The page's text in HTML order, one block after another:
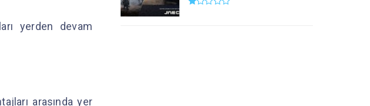
yerden devam
arasında yer